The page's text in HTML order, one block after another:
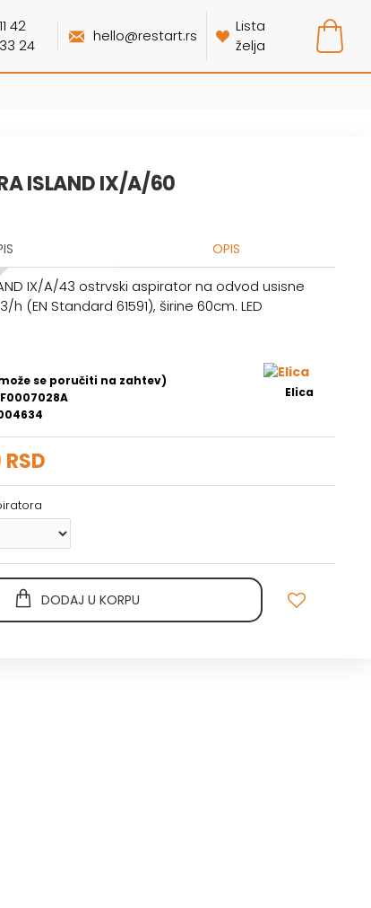
42
24
hello@restart.rs
Lista
želja
ISLAND IX/A/60
OPIS
IX/A/43 ostrvski aspirator na odvod usisne
(EN Standard 61591), širine 60cm. LED
se poručiti na zahtev)
Elica
DODAJ U KORPU